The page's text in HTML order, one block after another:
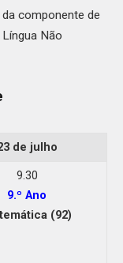
componente de
Não
de julho
9.30
9.º Ano
(92)